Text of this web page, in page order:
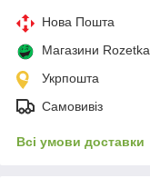
Нова Пошта
Магазини Rozetka
Укрпошта
Самовивіз
Всі умови доставки